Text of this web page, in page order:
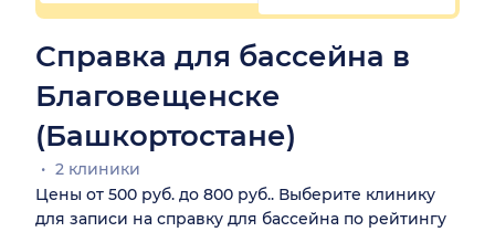
Справка для бассейна в
Благовещенске
(Башкортостане)
2 клиники
Цены от 500 руб. до 800 руб.. Выберите клинику
для записи на справку для бассейна по рейтингу